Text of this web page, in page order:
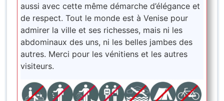
aussi avec cette même démarche d’élégance et
de respect. Tout le monde est à Venise pour
admirer la ville et ses richesses, mais ni les
abdominaux des uns, ni les belles jambes des
autres. Merci pour les vénitiens et les autres
visiteurs.